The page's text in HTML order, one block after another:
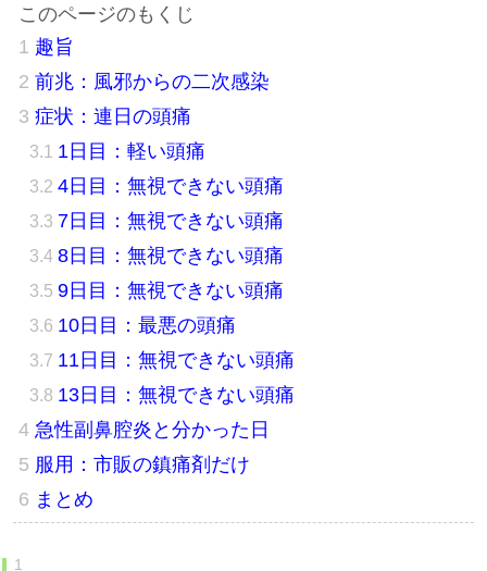
趣旨
前兆：風邪からの二次感染
症状：連日の頭痛
1日目：軽い頭痛
4日目：無視できない頭痛
7日目：無視できない頭痛
8日目：無視できない頭痛
9日目：無視できない頭痛
10日目：最悪の頭痛
11日目：無視できない頭痛
13日目：無視できない頭痛
急性副鼻腔炎と分かった日
服用：市販の鎮痛剤だけ
まとめ